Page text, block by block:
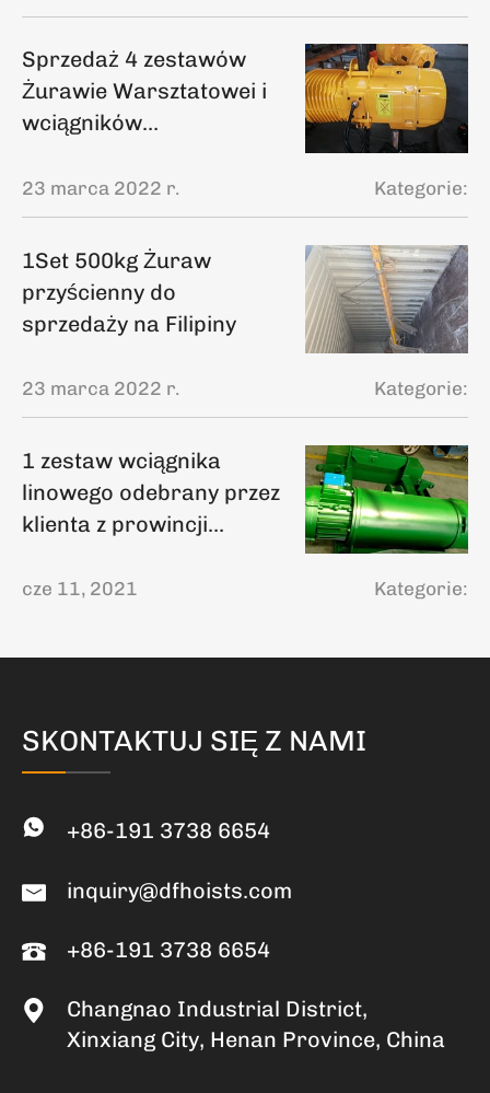
Sprzedaż 4 zestawów
Żurawie Warsztatowei i
wciągników
Zjednoczonych Emiratów
Arabskich
23 marca 2022 r. Kategorie:
1Set 500kg Żuraw
przyścienny do
sprzedaży na Filipiny
23 marca 2022 r. Kategorie:
1 zestaw wciągnika
linowego odebrany przez
klienta z prowincji
cze 11, 2021 Kategorie:
SKONTAKTUJ SIĘ Z NAMI
+86-191 3738 6654
inquiry@dfhoists.com
+86-191 3738 6654
Changnao Industrial District,
Xinxiang City, Henan Province, China